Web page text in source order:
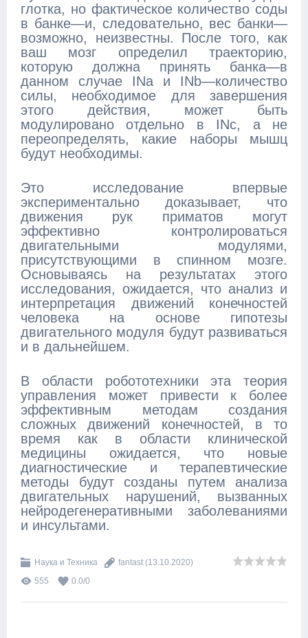
глотка, но фактическое количество соды
в банке—и, следовательно, вес банки—
возможно, неизвестны. После того, как
ваш мозг определил траекторию,
которую должна принять банка—в
данном случае INa и INb—количество
силы, необходимое для завершения
этого действия, может быть
модулировано отдельно в INc, а не
переопределять, какие наборы мышц
будут необходимы.
Это исследование впервые
экспериментально доказывает, что
движения рук приматов могут
эффективно контролироваться
двигательными модулями,
присутствующими в спинном мозге.
Основываясь на результатах этого
исследования, ожидается, что анализ и
интерпретация движений конечностей
человека на основе гипотезы
двигательного модуля будут развиваться
и в дальнейшем.
В области робототехники эта теория
управления может привести к более
эффективным методам создания
сложных движений конечностей, в то
время как в области клинической
медицины ожидается, что новые
диагностические и терапевтические
методы будут созданы путем анализа
двигательных нарушений, вызванных
нейродегенеративными заболеваниями
и инсультами.
Наука и Техника fantast (13.10.2020)
555
0.0/0